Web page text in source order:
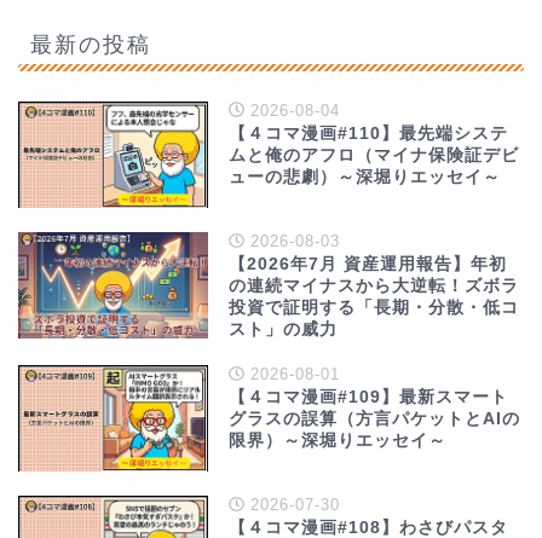
最新の投稿
2026-08-04
【４コマ漫画#110】最先端システ
ムと俺のアフロ（マイナ保険証デビ
ューの悲劇）～深堀りエッセイ～
2026-08-03
【2026年7月 資産運用報告】年初
の連続マイナスから大逆転！ズボラ
投資で証明する「長期・分散・低コ
スト」の威力
2026-08-01
【４コマ漫画#109】最新スマート
グラスの誤算（方言パケットとAIの
限界）～深堀りエッセイ～
2026-07-30
【４コマ漫画#108】わさびパスタ